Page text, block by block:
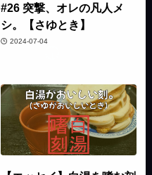
#26 突撃、オレの凡人メ
シ。【さゆとき】
2024-07-04